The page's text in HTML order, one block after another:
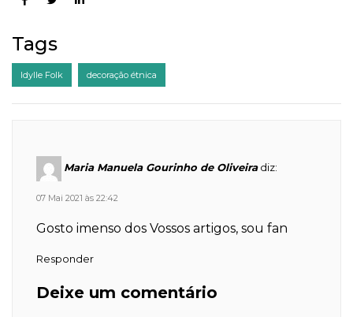
Tags
Idylle Folk decoração étnica
Maria Manuela Gourinho de Oliveira diz:
07 Mai 2021 às 22:42
Gosto imenso dos Vossos artigos, sou fan
Responder
Deixe um comentário